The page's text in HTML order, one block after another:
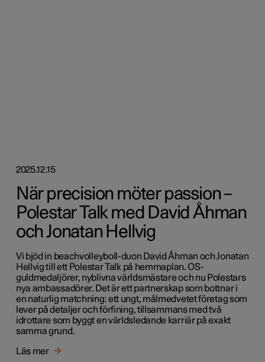
2025.12.15
När precision möter passion –
Polestar Talk med David Åhman
och Jonatan Hellvig
Vi bjöd in beachvolleyboll-duon David Åhman och Jonatan
Hellvig till ett Polestar Talk på hemmaplan. OS-
guldmedaljörer, nyblivna världsmästare och nu Polestars
nya ambassadörer. Det är ett partnerskap som bottnar i
en naturlig matchning: ett ungt, målmedvetet företag som
lever på detaljer och förfining, tillsammans med två
idrottare som byggt en världsledande karriär på exakt
samma grund.
Läs mer